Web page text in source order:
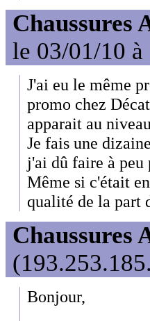
Chaussures
le 03/01/10
J'ai eu le même
promo chez
apparait au
Je fais une
j'ai dû faire à peu
Même si c'était
qualité de la part
Chaussures
Bonjour,